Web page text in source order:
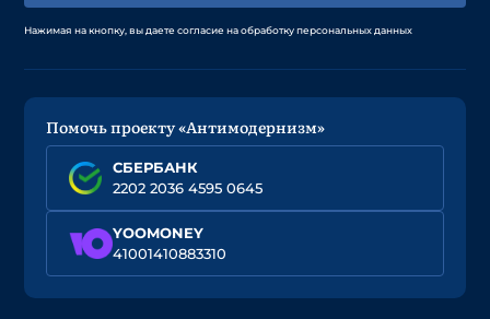
Нажимая на кнопку, вы даете согласие на обработку персональных данных
Помочь проекту «Антимодернизм»
СБЕРБАНК
2202 2036 4595 0645
YOOMONEY
41001410883310